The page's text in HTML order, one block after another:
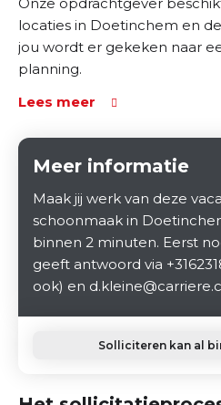
Onze opdrachtgever
locaties in Doetinchem en
jou wordt er gekeken naar
planning.
Lees meer
Meer informatie
Maak jij werk van deze
schoonmaak in
binnen 2 minuten. Eerst
geeft antwoord via
ook) en
Solliciteren kan al